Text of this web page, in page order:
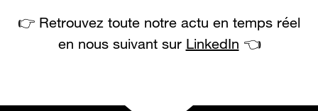
👉 Retrouvez toute notre actu en temps réel
en nous suivant sur LinkedIn 👈